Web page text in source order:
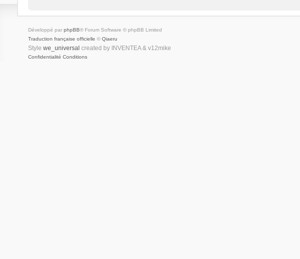
Développé par phpBB® Forum Software © phpBB Limited
Traduction française officielle © Qiaeru
Style we_universal created by INVENTEA & v12mike
Confidentialité Conditions